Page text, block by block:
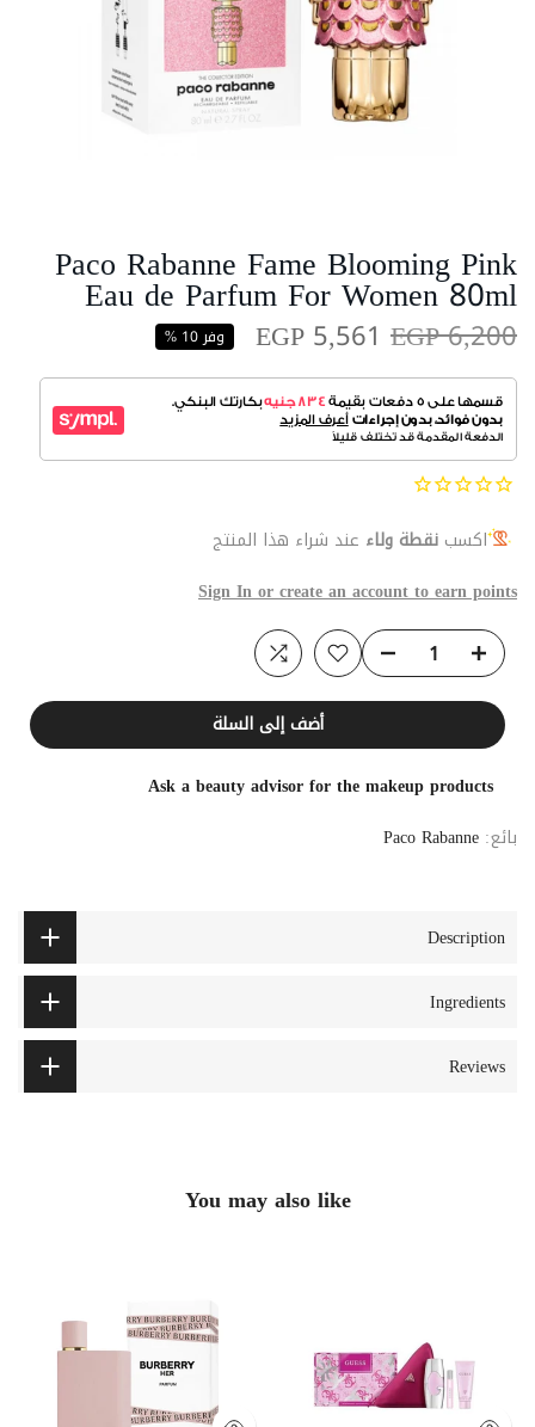
Paco Rabanne Fame Blooming Pink
Eau de Parfum For Women 80ml
EGP 6,200
EGP 5,561 وفر 10 %
اكسب نقطة ولاء عند شراء هذا المنتج
Sign In or create an account to earn points
أضف إلى السلة
Ask a beauty advisor for the makeup products
بائع: Paco Rabanne
Description
Ingredients
Reviews
You may also like